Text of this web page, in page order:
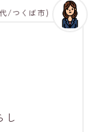
し
/つくば市)